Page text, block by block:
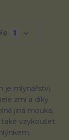
1
je mlynářství.
zrní a díky
jiná mouka,
také vzykoušet